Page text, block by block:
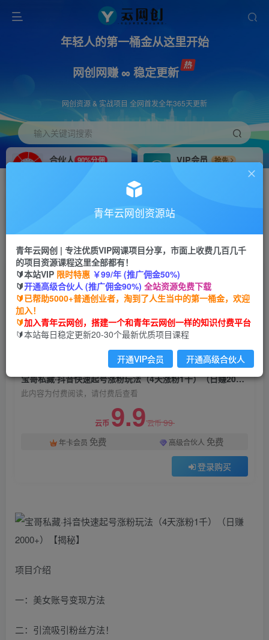
年轻人的第一桶金从这里开始
网创网赚 ∞ 稳定更新
网创资源 & 实战项目 全网首发全年365天更新
输入关键词搜索
合伙人 90%分佣
VIP会员
抢先
搭建同款网站，自己当老板
首页 创业课程 会员免费 正文
宝哥私藏·抖音快速起号涨粉玩法（4天涨粉1千）
（日赚2000+）【揭秘】
青年云网创
2年前发布
关注 私信
宝哥私藏·抖音快速起号涨粉玩法（4天涨粉1千）（日赚2000+）【揭秘】
此内容为付费阅读，请付费后查看
云币 9.9云币99
年卡会员 免费 高级合伙人 免费
登录购买
项目介绍
一：美女账号变现方法
二：引流吸引粉丝方法！
青年云网创资源站
青年云网创 | 专注优质VIP网课项目分享，市面上收费几百几千
的项目资源课程这里全部都有！
🔰本站VIP 限时特惠 ￥99/年 (推广佣金50%)
🔰开通高级合伙人 (推广佣金90%) 全站资源免费下载
🔰已帮助5000+普通创业者，淘到了人生当中的第一桶金，欢迎
加入！
🔰加入青年云网创，搭建一个和青年云网创一样的知识付费平台
🔰本站每日稳定更新20-30个最新优质项目课程
开通VIP会员 开通高级合伙人